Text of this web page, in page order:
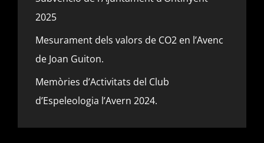
2025
Mesurament dels valors de CO2 en l’Avenc
de Joan Guiton.
Memòries d’Activitats del Club
d’Espeleologia l’Avern 2024.